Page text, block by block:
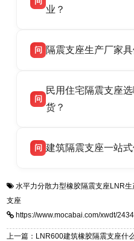
供货、现场安装指导
话：13323182312。
业？
品资质齐全，每批次
货，厂家电话：
号北方工业基地。
问 隔震支座生产厂家
高新区北方工业基地
支座源头工厂，生产
问
民用住宅隔震支座
货？
适用于民用住宅隔震
震支座，电话：
问 建筑隔震支座一站
一站式供货厂家，拥
质、检测报告完备，
装指导全套服务，厂
水平力分散力型橡胶隔震支座LNR生
支座
https://www.mocabai.com/xwdt/
上一篇：LNR600建筑橡胶隔震支座什